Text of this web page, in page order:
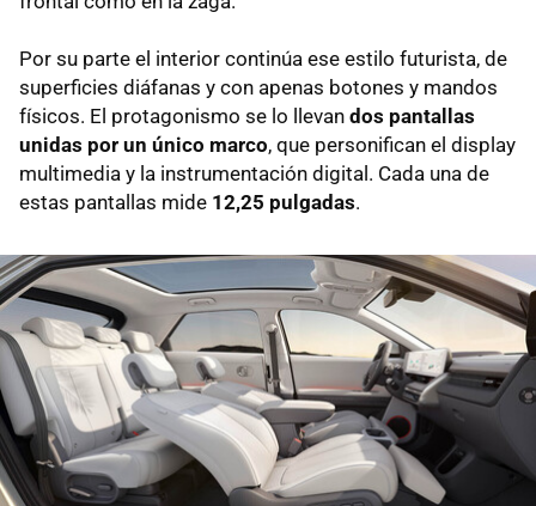
Por su parte el interior continúa ese estilo futurista, de
superficies diáfanas y con apenas botones y mandos
físicos. El protagonismo se lo llevan dos pantallas
unidas por un único marco, que personifican el display
multimedia y la instrumentación digital. Cada una de
estas pantallas mide 12,25 pulgadas.